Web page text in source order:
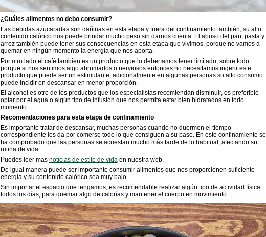
¿Cuáles alimentos no debo consumir?
Las bebidas azucaradas son dañinas en esta etapa y fuera del confinamiento también, su alto
contenido calórico nos puede brindar mucho peso sin darnos cuenta. El abuso del pan, pasta y
arroz también puede tener sus consecuencias en esta etapa que vivimos, porque no vamos a
quemar en ningún momento la energía que nos aporta.
Por otro lado el café también es un producto que lo deberíamos tener limitado, sobre todo
porque si nos sentimos algo abrumados o nerviosos entonces no necesitamos ingerir este
producto que puede ser un estimulante, adicionalmente en algunas personas su alto consumo
puede incidir en descansar en menor proporción.
El alcohol es otro de los productos que los especialistas recomiendan disminuir, es preferible
optar por el agua o algún tipo de infusión que nos permita estar bien hidratados en todo
momento.
Recomendaciones para esta etapa de confinamiento
Es importante tratar de descansar, muchas personas cuando no duermen el tiempo
correspondiente les da por comerse todo lo que consiguen a su paso. En este confinamiento se
ha comprobado que las personas se acuestan mucho más tarde de lo habitual, afectando su
rutina de vida.
Puedes leer mas noticias de estilo de vidaen nuestra web.
De igual manera puede ser importante consumir alimentos que nos proporcionen suficiente
energía y su contenido calórico sea muy bajo.
Sin importar el espacio que tengamos, es recomendable realizar algún tipo de actividad física
todos los días, para quemar algo de calorías y mantener el cuerpo en movimiento.